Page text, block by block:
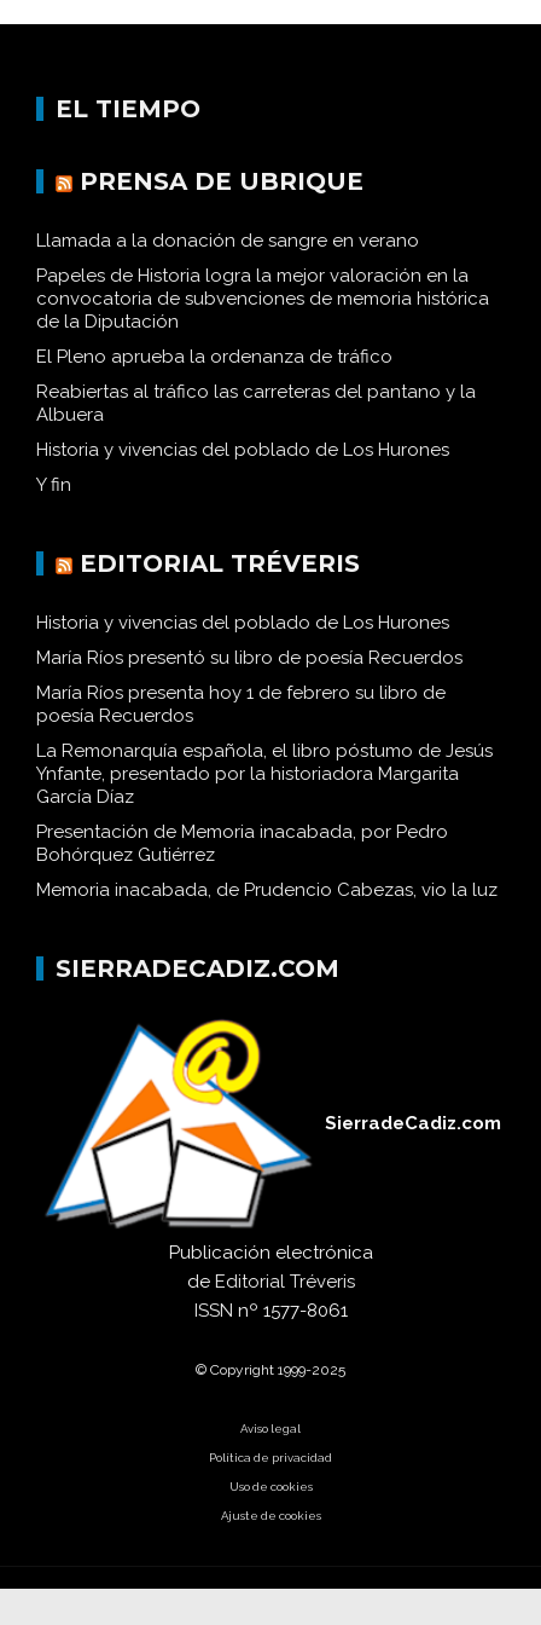
EL TIEMPO
PRENSA DE UBRIQUE
Llamada a la donación de sangre en verano
Papeles de Historia logra la mejor valoración en la
convocatoria de subvenciones de memoria histórica
de la Diputación
El Pleno aprueba la ordenanza de tráfico
Reabiertas al tráfico las carreteras del pantano y la
Albuera
Historia y vivencias del poblado de Los Hurones
Y fin
EDITORIAL TRÉVERIS
Historia y vivencias del poblado de Los Hurones
María Ríos presentó su libro de poesía Recuerdos
María Ríos presenta hoy 1 de febrero su libro de
poesía Recuerdos
La Remonarquía española, el libro póstumo de Jesús
Ynfante, presentado por la historiadora Margarita
García Díaz
Presentación de Memoria inacabada, por Pedro
Bohórquez Gutiérrez
Memoria inacabada, de Prudencio Cabezas, vio la luz
SIERRADECADIZ.COM
SierradeCadiz.com
Publicación electrónica
de Editorial Tréveris
ISSN nº 1577-8061
© Copyright 1999-2025
Aviso legal
Política de privacidad
Uso de cookies
Ajuste de cookies